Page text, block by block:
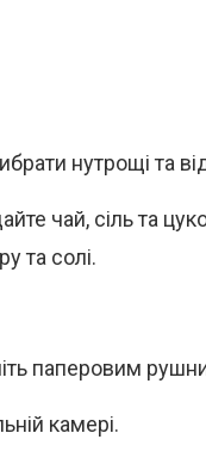
нутрощі та
чай, сіль та
та солі.
паперовим
камері.